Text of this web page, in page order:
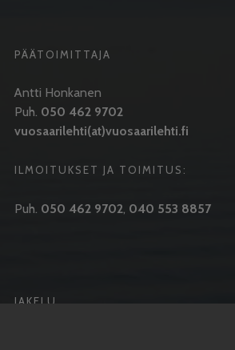
PÄÄTOIMITTAJA
Antti Honkanen
Puh. 050 462 9702
vuosaarilehti(at)vuosaarilehti.fi
ILMOITUKSET JA TOIMITUS:
Puh. 050 462 9702, 040 553 8857
JAKELU